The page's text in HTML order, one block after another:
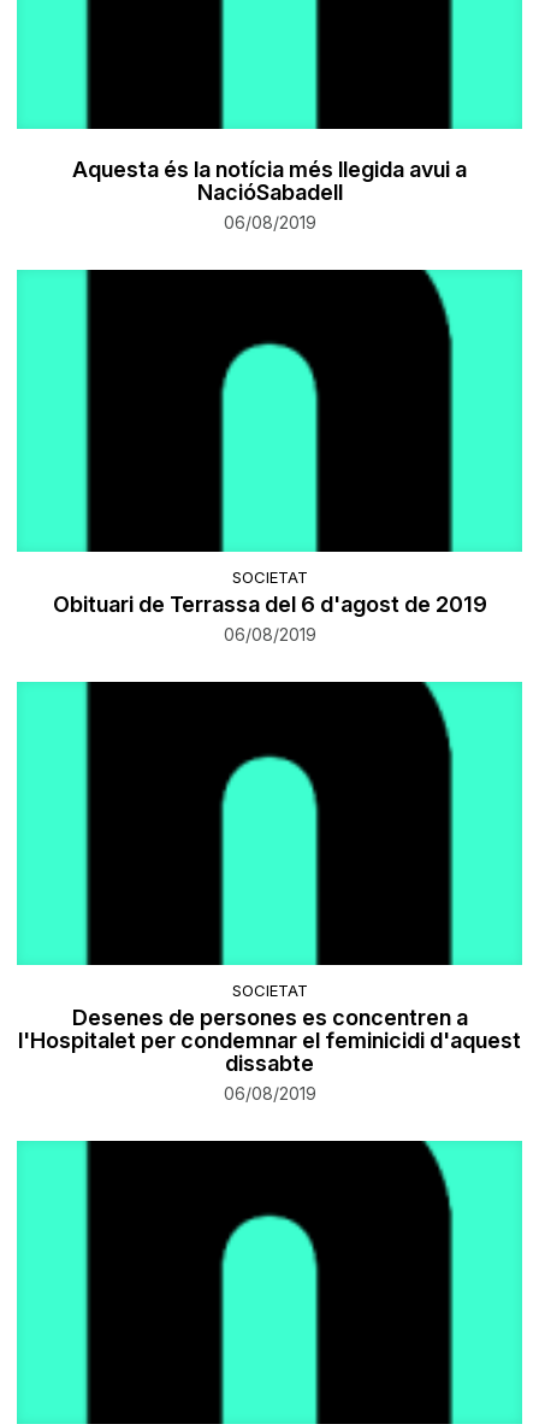
Aquesta és la notícia més llegida avui a
NacióSabadell
06/08/2019
SOCIETAT
Obituari de Terrassa del 6 d'agost de 2019
06/08/2019
SOCIETAT
Desenes de persones es concentren a
l'Hospitalet per condemnar el feminicidi d'aquest
dissabte
06/08/2019